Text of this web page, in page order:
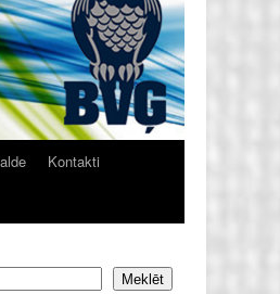
Kontakti
Meklēt